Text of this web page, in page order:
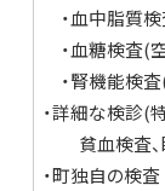
・血中脂質検
・血糖検査(
・腎機能検査
・詳細な検診(
貧血検査、
・町独自の検査